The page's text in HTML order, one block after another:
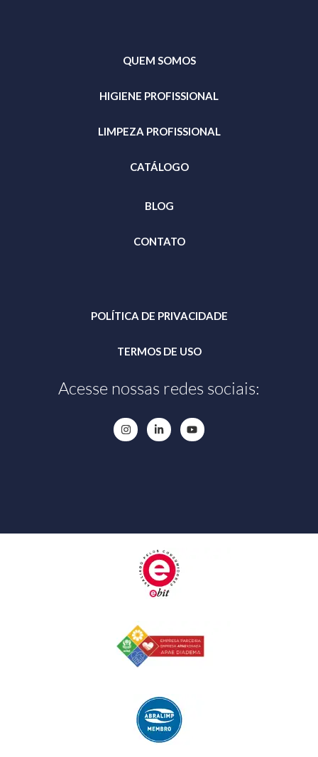
QUEM SOMOS
HIGIENE PROFISSIONAL
LIMPEZA PROFISSIONAL
CATÁLOGO
BLOG
CONTATO
POLÍTICA DE PRIVACIDADE
TERMOS DE USO
Acesse nossas redes sociais: